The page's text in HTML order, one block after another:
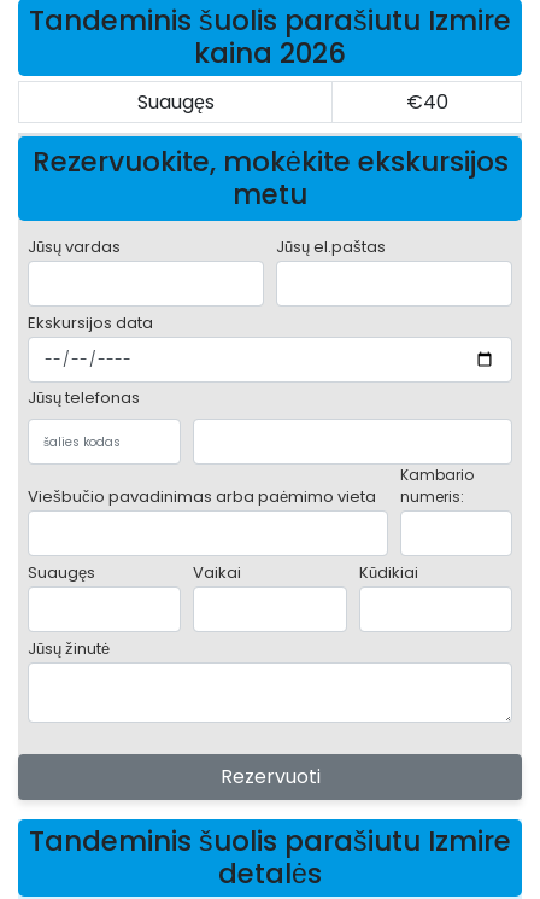
Tandeminis šuolis parašiutu Izmire
kaina 2026
Suaugęs €40
Rezervuokite, mokėkite ekskursijos
metu
Jūsų vardas Jūsų el.paštas
Ekskursijos data
Jūsų telefonas
Viešbučio pavadinimas arba paėmimo vieta
Kambario
numeris:
Suaugęs Vaikai Kūdikiai
Jūsų žinutė
Rezervuoti
Tandeminis šuolis parašiutu Izmire
detalės